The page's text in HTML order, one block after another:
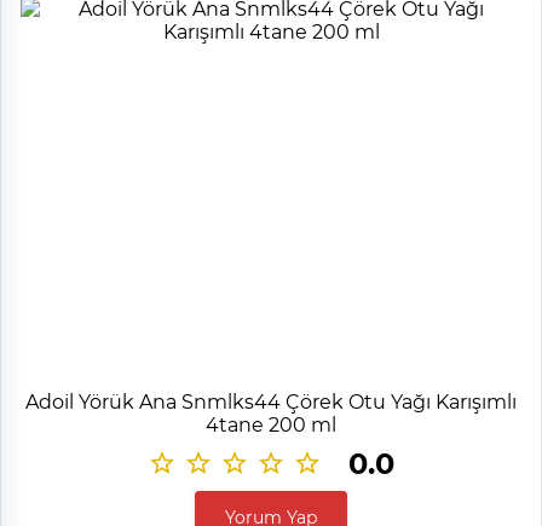
Adoil Yörük Ana Snmlks44 Çörek Otu Yağı Karışımlı
4tane 200 ml
0.0
Yorum Yap